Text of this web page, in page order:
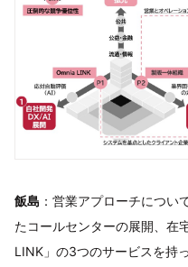
飯島 ：営業アプローチについ
たコールセンターの展開、在
LINK」の3つのサービスを持